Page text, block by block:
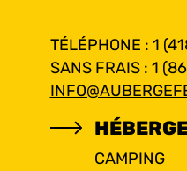
TÉLÉPHONE : 1
SANS FRAIS : 1
CAMPING